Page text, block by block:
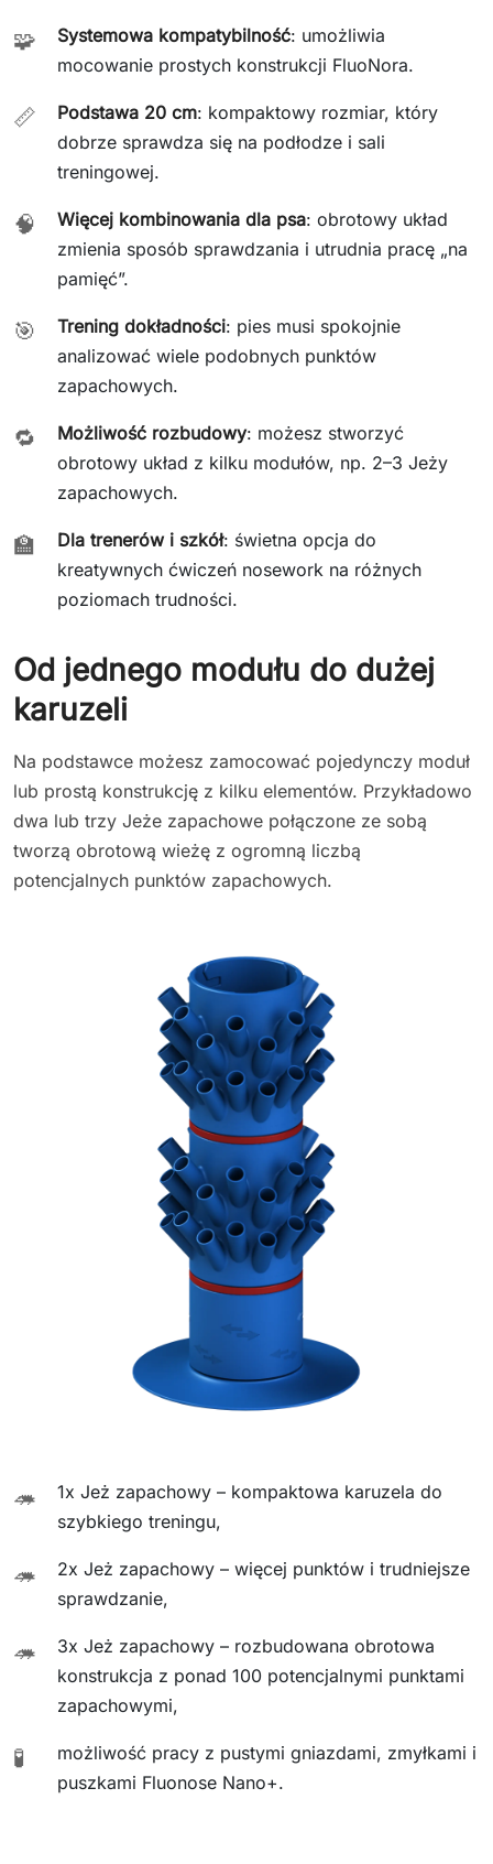
🧩 Systemowa kompatybilność: umożliwia
mocowanie prostych konstrukcji FluoNora.
📏 Podstawa 20 cm: kompaktowy rozmiar, który
dobrze sprawdza się na podłodze i sali
treningowej.
🧠 Więcej kombinowania dla psa: obrotowy układ
zmienia sposób sprawdzania i utrudnia pracę „na
pamięć”.
🎯 Trening dokładności: pies musi spokojnie
analizować wiele podobnych punktów
zapachowych.
🔁 Możliwość rozbudowy: możesz stworzyć
obrotowy układ z kilku modułów, np. 2–3 Jeży
zapachowych.
🏫 Dla trenerów i szkół: świetna opcja do
kreatywnych ćwiczeń nosework na różnych
poziomach trudności.
Od jednego modułu do dużej
karuzeli
Na podstawce możesz zamocować pojedynczy moduł
lub prostą konstrukcję z kilku elementów. Przykładowo
dwa lub trzy Jeże zapachowe połączone ze sobą
tworzą obrotową wieżę z ogromną liczbą
potencjalnych punktów zapachowych.
🦔
1x Jeż zapachowy – kompaktowa karuzela do
szybkiego treningu,
🦔
2x Jeż zapachowy – więcej punktów i trudniejsze
sprawdzanie,
🦔
3x Jeż zapachowy – rozbudowana obrotowa
konstrukcja z ponad 100 potencjalnymi punktami
zapachowymi,
🧪
możliwość pracy z pustymi gniazdami, zmyłkami i
puszkami Fluonose Nano+.